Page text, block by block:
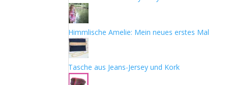
Himmlische Amelie: Mein neues erstes Mal
Tasche aus Jeans-Jersey und Kork